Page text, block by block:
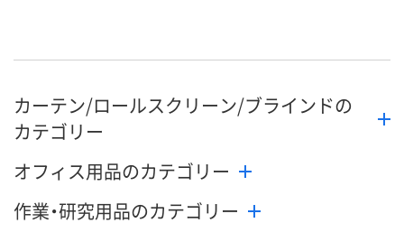
カゴへ カゴへ カ
カーテン/ロールスクリーン/ブラインドの
カテゴリー
オフィス用品のカテゴリー
作業・研究用品のカテゴリー